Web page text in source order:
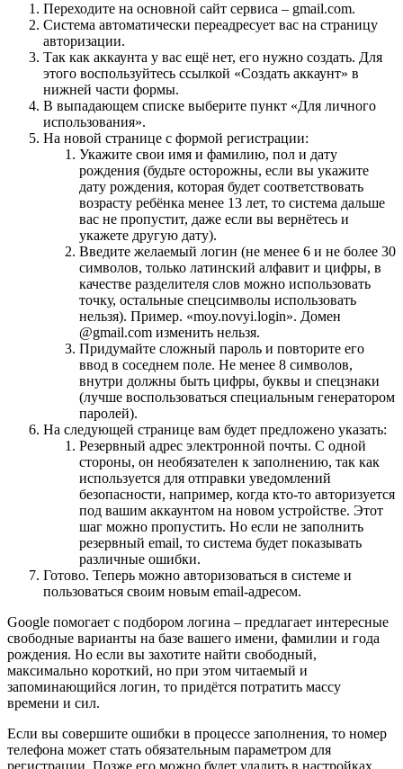
Переходите на основной сайт сервиса – gmail.com.
Система автоматически переадресует вас на страницу
авторизации.
Так как аккаунта у вас ещё нет, его нужно создать. Для
этого воспользуйтесь ссылкой «Создать аккаунт» в
нижней части формы.
В выпадающем списке выберите пункт «Для личного
использования».
На новой странице с формой регистрации:
Укажите свои имя и фамилию, пол и дату
рождения (будьте осторожны, если вы укажите
дату рождения, которая будет соответствовать
возрасту ребёнка менее 13 лет, то система дальше
вас не пропустит, даже если вы вернётесь и
укажете другую дату).
Введите желаемый логин (не менее 6 и не более 30
символов, только латинский алфавит и цифры, в
качестве разделителя слов можно использовать
точку, остальные спецсимволы использовать
нельзя). Пример. «moy.novyi.login». Домен
@gmail.com изменить нельзя.
Придумайте сложный пароль и повторите его
ввод в соседнем поле. Не менее 8 символов,
внутри должны быть цифры, буквы и спецзнаки
(лучше воспользоваться специальным генератором
паролей).
На следующей странице вам будет предложено указать:
Резервный адрес электронной почты. С одной
стороны, он необязателен к заполнению, так как
используется для отправки уведомлений
безопасности, например, когда кто-то авторизуется
под вашим аккаунтом на новом устройстве. Этот
шаг можно пропустить. Но если не заполнить
резервный email, то система будет показывать
различные ошибки.
Готово. Теперь можно авторизоваться в системе и
пользоваться своим новым email-адресом.
Google помогает с подбором логина – предлагает интересные
свободные варианты на базе вашего имени, фамилии и года
рождения. Но если вы захотите найти свободный,
максимально короткий, но при этом читаемый и
запоминающийся логин, то придётся потратить массу
времени и сил.
Если вы совершите ошибки в процессе заполнения, то номер
телефона может стать обязательным параметром для